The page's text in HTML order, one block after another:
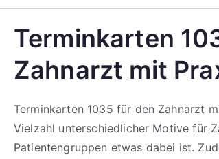
mehr erfahren
Terminkarten
Zahnarzt mit
Terminkarten 1035 für den Zahnarzt
Vielzahl unterschiedlicher Motive für
Patientengruppen etwas dabei ist.